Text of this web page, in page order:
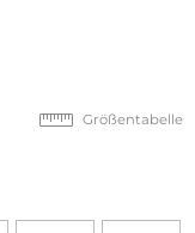
Größentabelle